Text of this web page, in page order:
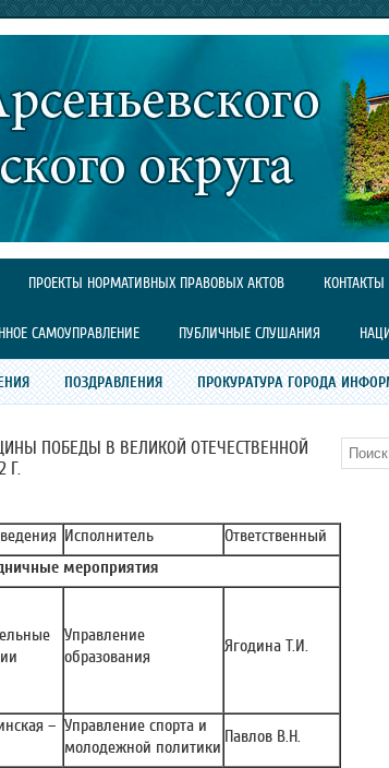
ПРОЕКТЫ НОРМАТИВНЫХ ПРАВОВЫХ АКТОВ КОНТАКТЫ
САМОУПРАВЛЕНИЕ ПУБЛИЧНЫЕ СЛУШАНИЯ
ПОЗДРАВЛЕНИЯ ПРОКУРАТУРА ГОРОДА
ПОБЕДЫ В ВЕЛИКОЙ ОТЕЧЕСТВЕННОЙ
Г.
Исполнитель
Ответственный
мероприятия
Управление
образования
Ягодина Т.И.
– Управление спорта и
молодежной политики
Павлов В.Н.
Поиск